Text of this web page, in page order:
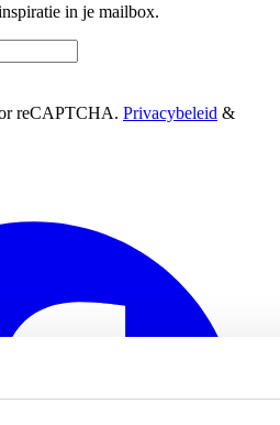
in je mailbox.
reCAPTCHA. Privacybeleid &